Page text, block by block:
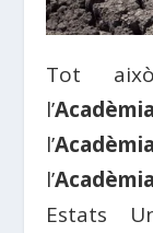
Tot
l’
l’
l’
Estats